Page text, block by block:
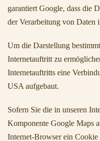
garantiert Google, dass die
der Verarbeitung von Daten
Um die Darstellung
Internetauftritt zu
Internetauftritts eine
USA aufgebaut.
Sofern Sie die in unseren
Komponente Google Maps
Internet-Browser ein